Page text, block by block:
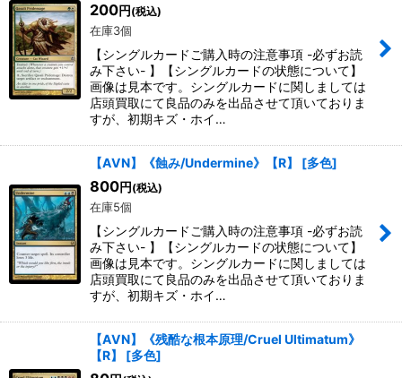
200円 (税込)
在庫3個
【シングルカードご購入時の注意事項 -必ずお読
み下さい- 】【シングルカードの状態について】
画像は見本です。シングルカードに関しましては
店頭買取にて良品のみを出品させて頂いておりま
すが、初期キズ・ホイ…
【AVN】《蝕み/Undermine》【R】 [多色]
800円 (税込)
在庫5個
【シングルカードご購入時の注意事項 -必ずお読
み下さい- 】【シングルカードの状態について】
画像は見本です。シングルカードに関しましては
店頭買取にて良品のみを出品させて頂いておりま
すが、初期キズ・ホイ…
【AVN】《残酷な根本原理/Cruel Ultimatum》
【R】
[多色]